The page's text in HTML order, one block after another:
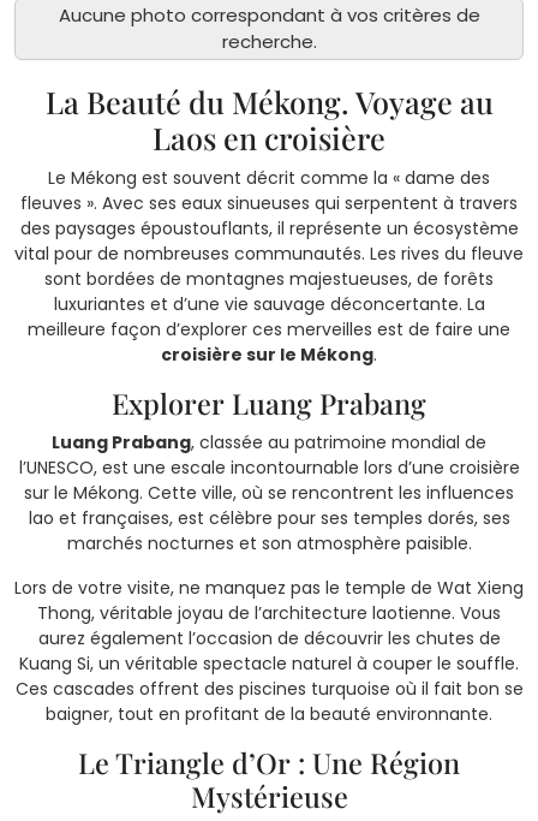
Aucune photo correspondant à vos critères de
recherche.
La Beauté du Mékong. Voyage au
Laos en croisière
Le Mékong est souvent décrit comme la « dame des
fleuves ». Avec ses eaux sinueuses qui serpentent à travers
des paysages époustouflants, il représente un écosystème
vital pour de nombreuses communautés. Les rives du fleuve
sont bordées de montagnes majestueuses, de forêts
luxuriantes et d’une vie sauvage déconcertante. La
meilleure façon d’explorer ces merveilles est de faire une
croisière sur le Mékong.
Explorer Luang Prabang
Luang Prabang, classée au patrimoine mondial de
l’UNESCO, est une escale incontournable lors d’une croisière
sur le Mékong. Cette ville, où se rencontrent les influences
lao et françaises, est célèbre pour ses temples dorés, ses
marchés nocturnes et son atmosphère paisible.
Lors de votre visite, ne manquez pas le temple de Wat Xieng
Thong, véritable joyau de l’architecture laotienne. Vous
aurez également l’occasion de découvrir les chutes de
Kuang Si, un véritable spectacle naturel à couper le souffle.
Ces cascades offrent des piscines turquoise où il fait bon se
baigner, tout en profitant de la beauté environnante.
Le Triangle d’Or : Une Région
Mystérieuse